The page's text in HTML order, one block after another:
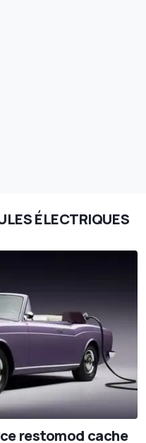
ÉLECTRIQUES
restomod cache